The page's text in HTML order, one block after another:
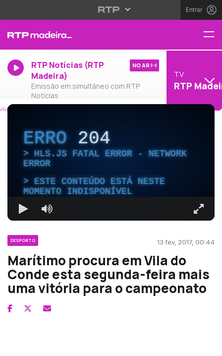
Entrar
RTP Notícias (RTP
Madeira)
Emissão em simultâneo com RTP
Notícias
NO AR
TV
RTP
ERRO204
HLS.JS FATAL ERROR - NETWORK
ERROR
ESTE CONTEÚDO ESTÁ NESTE
MOMENTO INDISPONÍVEL
DESPORTO 13 fev, 2017, 00:44
Marítimo procura em Vila do
Conde esta segunda-feira mais
uma vitória para o campeonato